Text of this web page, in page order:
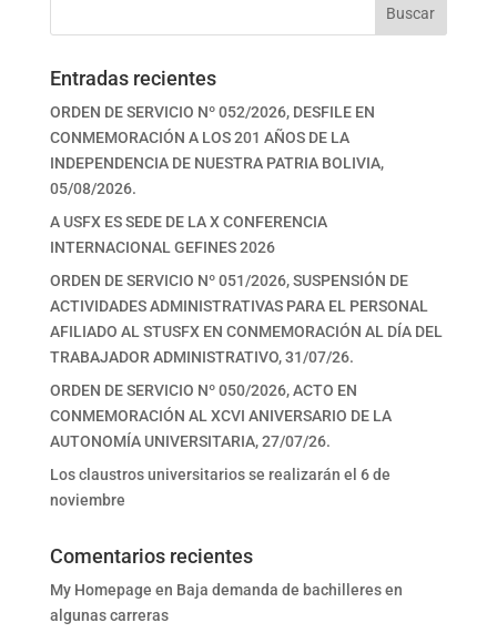
Buscar
Entradas recientes
ORDEN DE SERVICIO Nº 052/2026, DESFILE EN
CONMEMORACIÓN A LOS 201 AÑOS DE LA
INDEPENDENCIA DE NUESTRA PATRIA BOLIVIA,
05/08/2026.
A USFX ES SEDE DE LA X CONFERENCIA
INTERNACIONAL GEFINES 2026
ORDEN DE SERVICIO Nº 051/2026, SUSPENSIÓN DE
ACTIVIDADES ADMINISTRATIVAS PARA EL PERSONAL
AFILIADO AL STUSFX EN CONMEMORACIÓN AL DÍA DEL
TRABAJADOR ADMINISTRATIVO, 31/07/26.
ORDEN DE SERVICIO Nº 050/2026, ACTO EN
CONMEMORACIÓN AL XCVI ANIVERSARIO DE LA
AUTONOMÍA UNIVERSITARIA, 27/07/26.
Los claustros universitarios se realizarán el 6 de
noviembre
Comentarios recientes
My Homepage en Baja demanda de bachilleres en
algunas carreras